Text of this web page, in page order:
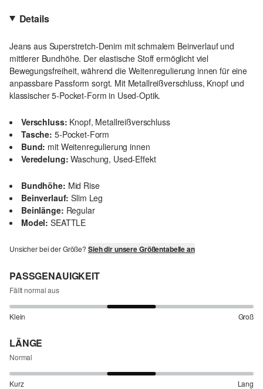
Details
Jeans aus Superstretch-Denim mit schmalem Beinverlauf und
mittlerer Bundhöhe. Der elastische Stoff ermöglicht viel
Bewegungsfreiheit, während die Weitenregulierung innen für eine
anpassbare Passform sorgt. Mit Metallreißverschluss, Knopf und
klassischer 5-Pocket-Form in Used-Optik.
Verschluss: Knopf, Metallreißverschluss
Tasche: 5-Pocket-Form
Bund: mit Weitenregulierung innen
Veredelung: Waschung, Used-Effekt
Bundhöhe: Mid Rise
Beinverlauf: Slim Leg
Beinlänge: Regular
Model: SEATTLE
Unsicher bei der Größe? Sieh dir unsere Größentabelle an
PASSGENAUIGKEIT
Fällt normal aus
Klein Groß
LÄNGE
Normal
Kurz Lang